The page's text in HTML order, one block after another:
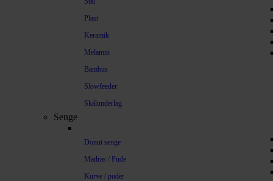
Plast
Keramik
Melamin
Bambus
Slowfeeder
Skålunderlag
Senge
Donut senge
Madras / Pude
Kurve / puder